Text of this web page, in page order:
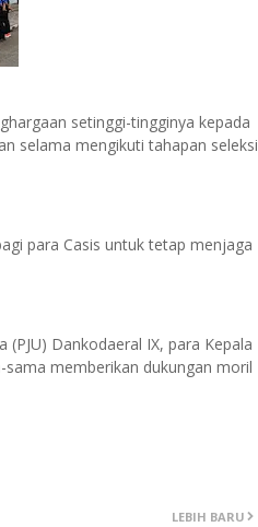
setinggi-tingginya kepada
selama mengikuti tahapan seleksi
para Casis untuk tetap menjaga
Dankodaeral IX, para Kepala
sama memberikan dukungan moril
LEBIH BARU